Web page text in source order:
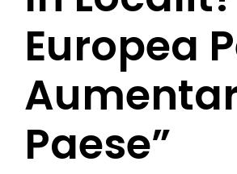
Europea
Paese”